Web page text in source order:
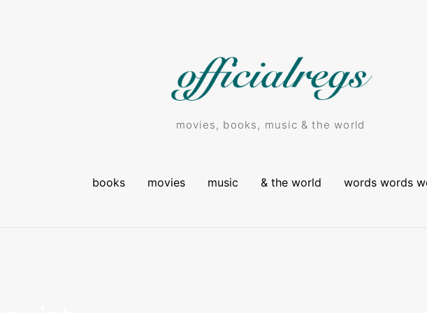
movies, books, music & the world
books movies music & the world words words